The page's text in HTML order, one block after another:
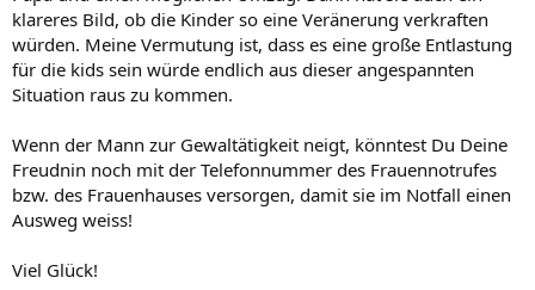
klareres Bild, ob die Kinder so eine Veränerung verkraften
würden. Meine Vermutung ist, dass es eine große Entlastung
für die kids sein würde endlich aus dieser angespannten
Situation raus zu kommen.
Wenn der Mann zur Gewaltätigkeit neigt, könntest Du Deine
Freudnin noch mit der Telefonnummer des Frauennotrufes
bzw. des Frauenhauses versorgen, damit sie im Notfall einen
Ausweg weiss!
Viel Glück!